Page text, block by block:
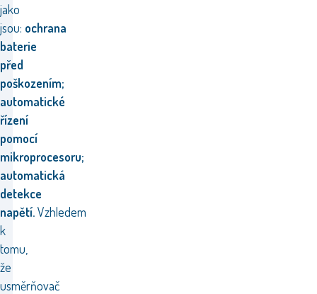
jako
jsou: ochrana
baterie
před
poškozením;
automatické
řízení
pomocí
mikroprocesoru;
automatická
detekce
napětí.Vzhledem
k
tomu,
že
usměrňovač